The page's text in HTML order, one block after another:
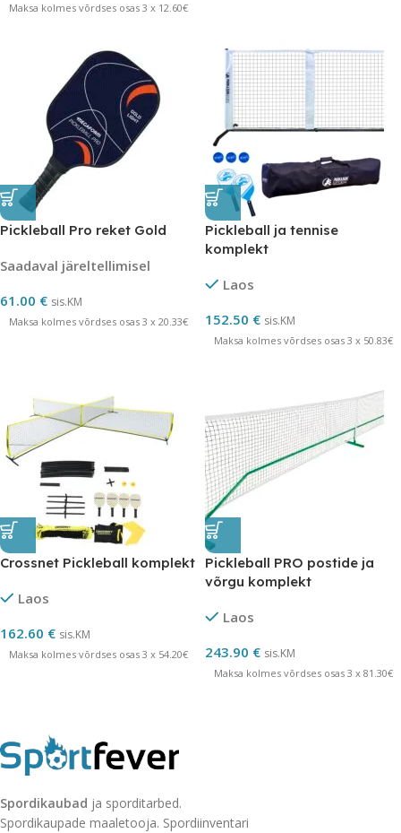
Maksa kolmes võrdses osas 3 x 12.60€
Pickleball Pro reket Gold
Saadaval järeltellimisel
61.00 € sis.KM
Maksa kolmes võrdses osas 3 x 20.33€
Pickleball ja tennise
komplekt
Laos
152.50 € sis.KM
Maksa kolmes võrdses osas 3 x 50.83€
Crossnet Pickleball komplekt
Laos
162.60 € sis.KM
Maksa kolmes võrdses osas 3 x 54.20€
Pickleball PRO postide ja
võrgu komplekt
Laos
243.90 € sis.KM
Maksa kolmes võrdses osas 3 x 81.30€
Spordikaubad ja sporditarbed.
Spordikaupade maaletooja. Spordiinventari